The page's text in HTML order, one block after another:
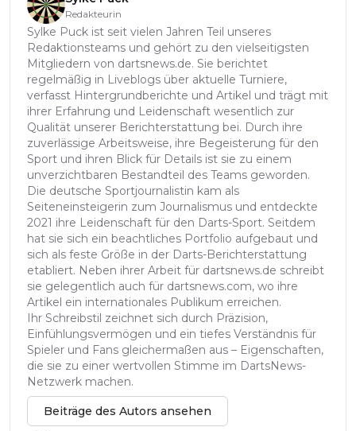
Redakteurin
Sylke Puck ist seit vielen Jahren Teil unseres
Redaktionsteams und gehört zu den vielseitigsten
Mitgliedern von dartsnews.de. Sie berichtet
regelmäßig in Liveblogs über aktuelle Turniere,
verfasst Hintergrundberichte und Artikel und trägt mit
ihrer Erfahrung und Leidenschaft wesentlich zur
Qualität unserer Berichterstattung bei. Durch ihre
zuverlässige Arbeitsweise, ihre Begeisterung für den
Sport und ihren Blick für Details ist sie zu einem
unverzichtbaren Bestandteil des Teams geworden.
Die deutsche Sportjournalistin kam als
Seiteneinsteigerin zum Journalismus und entdeckte
2021 ihre Leidenschaft für den Darts-Sport. Seitdem
hat sie sich ein beachtliches Portfolio aufgebaut und
sich als feste Größe in der Darts-Berichterstattung
etabliert. Neben ihrer Arbeit für dartsnews.de schreibt
sie gelegentlich auch für dartsnews.com, wo ihre
Artikel ein internationales Publikum erreichen.
Ihr Schreibstil zeichnet sich durch Präzision,
Einfühlungsvermögen und ein tiefes Verständnis für
Spieler und Fans gleichermaßen aus – Eigenschaften,
die sie zu einer wertvollen Stimme im DartsNews-
Netzwerk machen.
Beiträge des Autors ansehen